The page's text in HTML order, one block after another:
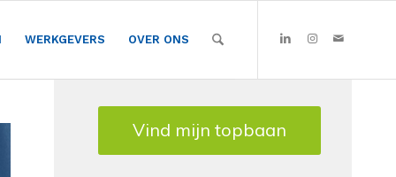
WERKGEVERS OVER ONS
Vind mijn topbaan